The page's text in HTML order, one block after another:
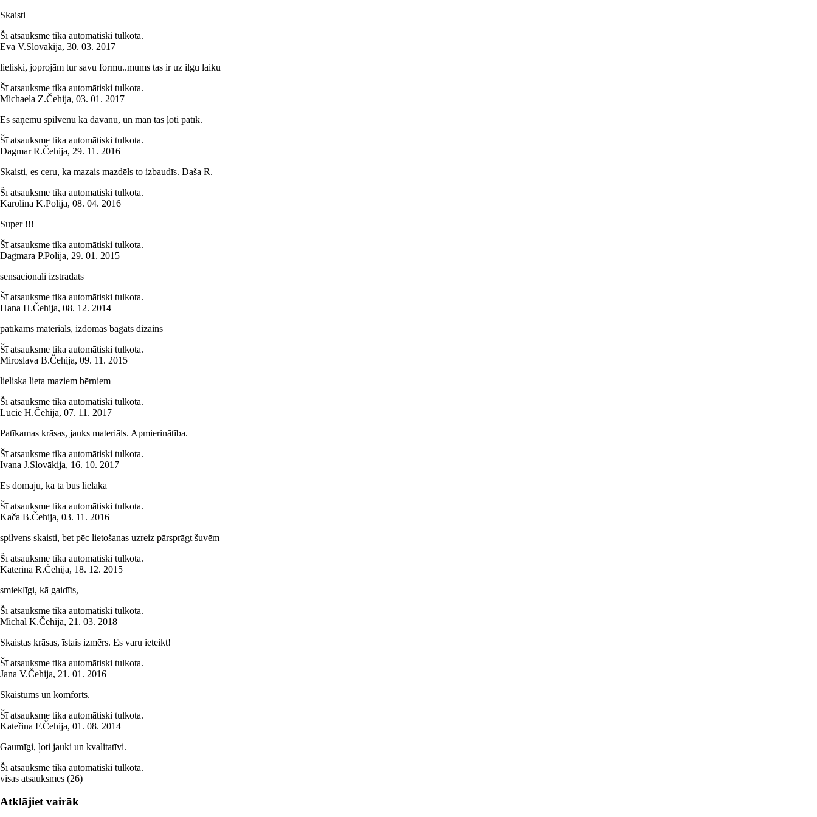
Skaisti
Šī atsauksme tika automātiski tulkota.
Eva V.Slovākija, 30. 03. 2017
lieliski, joprojām tur savu formu..mums tas ir uz ilgu laiku
Šī atsauksme tika automātiski tulkota.
Michaela Z.Čehija, 03. 01. 2017
Es saņēmu spilvenu kā dāvanu, un man tas ļoti patīk.
Šī atsauksme tika automātiski tulkota.
Dagmar R.Čehija, 29. 11. 2016
Skaisti, es ceru, ka mazais mazdēls to izbaudīs. Daša R.
Šī atsauksme tika automātiski tulkota.
Karolina K.Polija, 08. 04. 2016
Super !!!
Šī atsauksme tika automātiski tulkota.
Dagmara P.Polija, 29. 01. 2015
sensacionāli izstrādāts
Šī atsauksme tika automātiski tulkota.
Hana H.Čehija, 08. 12. 2014
patīkams materiāls, izdomas bagāts dizains
Šī atsauksme tika automātiski tulkota.
Miroslava B.Čehija, 09. 11. 2015
lieliska lieta maziem bērniem
Šī atsauksme tika automātiski tulkota.
Lucie H.Čehija, 07. 11. 2017
Patīkamas krāsas, jauks materiāls. Apmierinātība.
Šī atsauksme tika automātiski tulkota.
Ivana J.Slovākija, 16. 10. 2017
Es domāju, ka tā būs lielāka
Šī atsauksme tika automātiski tulkota.
Kača B.Čehija, 03. 11. 2016
spilvens skaisti, bet pēc lietošanas uzreiz pārsprāgt šuvēm
Šī atsauksme tika automātiski tulkota.
Katerina R.Čehija, 18. 12. 2015
smieklīgi, kā gaidīts,
Šī atsauksme tika automātiski tulkota.
Michal K.Čehija, 21. 03. 2018
Skaistas krāsas, īstais izmērs. Es varu ieteikt!
Šī atsauksme tika automātiski tulkota.
Jana V.Čehija, 21. 01. 2016
Skaistums un komforts.
Šī atsauksme tika automātiski tulkota.
Kateřina F.Čehija, 01. 08. 2014
Gaumīgi, ļoti jauki un kvalitatīvi.
Šī atsauksme tika automātiski tulkota.
visas atsauksmes (26)
Atklājiet vairāk